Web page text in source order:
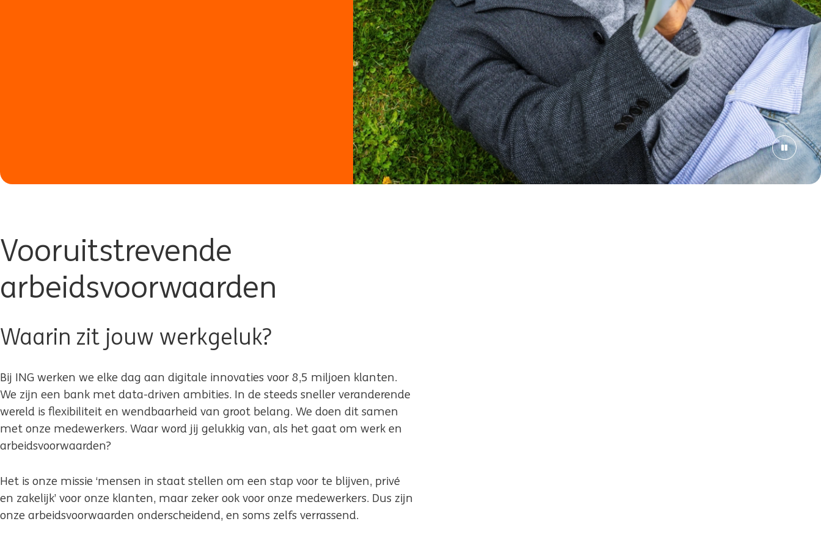
Vooruitstrevende
arbeidsvoorwaarden
Waarin zit jouw werkgeluk?
Bij ING werken we elke dag aan digitale innovaties voor 8,5 miljoen klanten.
We zijn een bank met data-driven ambities. In de steeds sneller veranderende
wereld is flexibiliteit en wendbaarheid van groot belang. We doen dit samen
met onze medewerkers. Waar word jij gelukkig van, als het gaat om werk en
arbeidsvoorwaarden?
Het is onze missie ‘mensen in staat stellen om een stap voor te blijven, privé
en zakelijk’ voor onze klanten, maar zeker ook voor onze medewerkers. Dus zijn
onze arbeidsvoorwaarden onderscheidend, en soms zelfs verrassend.